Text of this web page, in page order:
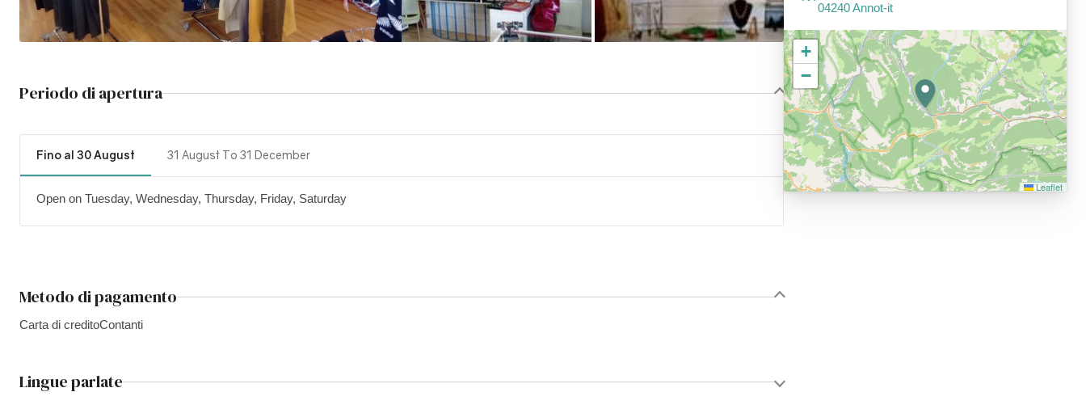
Periodo di apertura
Fino al 30 August 31 August To 31 December
Open on Tuesday, Wednesday, Thursday, Friday, Saturday
Metodo di pagamento
Carta di creditoContanti
Lingue parlate
04240 Annot-it
+
−
Leaflet